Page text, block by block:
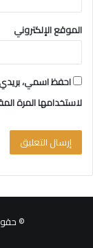
الموقع الإلكتروني
احفظ اسمي، بريدي
لاستخدامها المرة
© حقوق النشر